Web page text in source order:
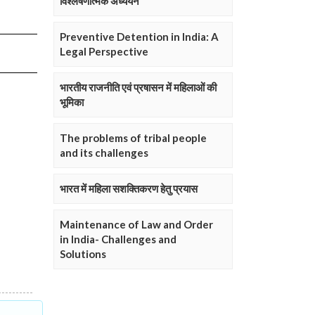
Preventive Detention in India: A
Legal Perspective
भारतीय राजनीति एवं प्रषासन में महिलाओं की
भूमिका
The problems of tribal people
and its challenges
भारत में महिला सशक्तिकरण हेतु प्रयास
Maintenance of Law and Order
in India- Challenges and
Solutions